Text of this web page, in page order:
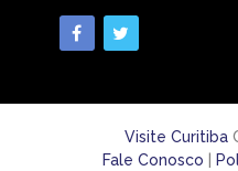
Visite Curitiba
Fale Conosco